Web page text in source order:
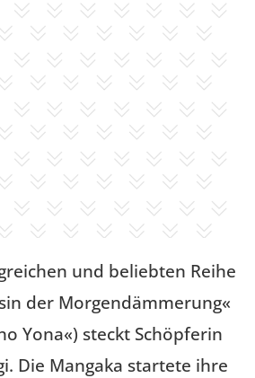
und beliebten Reihe
der Morgendämmerung«
Yona«) steckt Schöpferin
Die Mangaka startete ihre